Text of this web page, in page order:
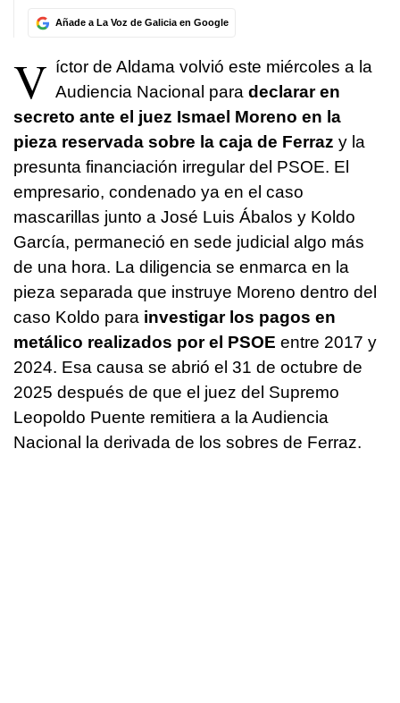
Añade a La Voz de Galicia en Google
V íctor de Aldama volvió este miércoles a la
Audiencia Nacional para declarar en
secreto ante el juez Ismael Moreno en la
pieza reservada sobre la caja de Ferraz y la
presunta financiación irregular del PSOE. El
empresario, condenado ya en el caso
mascarillas junto a José Luis Ábalos y Koldo
García, permaneció en sede judicial algo más
de una hora. La diligencia se enmarca en la
pieza separada que instruye Moreno dentro del
caso Koldo para investigar los pagos en
metálico realizados por el PSOE entre 2017 y
2024. Esa causa se abrió el 31 de octubre de
2025 después de que el juez del Supremo
Leopoldo Puente remitiera a la Audiencia
Nacional la derivada de los sobres de Ferraz.